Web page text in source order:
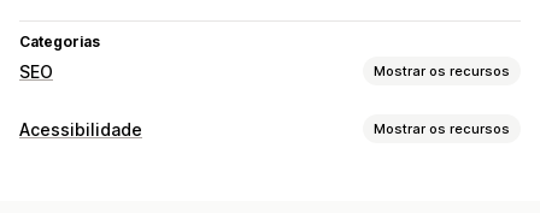
Categorias
SEO Mostrar os recursos
Ferramentas de SEO
Acessibilidade Mostrar os recursos